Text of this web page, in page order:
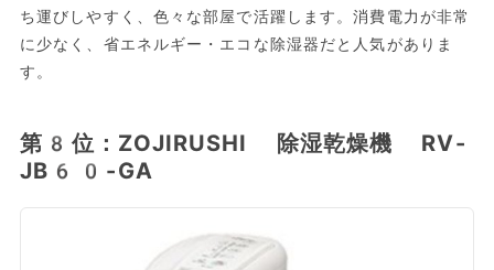
ち運びしやすく、色々な部屋で活躍します。消費電力が非常
に少なく、省エネルギー・エコな除湿器だと人気がありま
す。
第8位：ZOJIRUSHI 除湿乾燥機 RV-
JB60-GA